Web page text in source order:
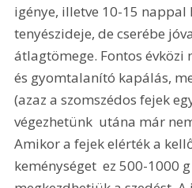
igénye, illetve 10-15 nappal
tenyészideje, de cserébe
átlagtömege. Fontos
és gyomtalanító kapálás,
(azaz a szomszédos fejek
végezhetünk  utána már
Amikor a fejek elérték a
keménységet  ez 500-1000